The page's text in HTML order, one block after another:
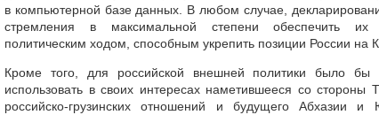
в компьютерной базе данных. В любом случае,
стремления в максимальной степени обеспечить их
политическим ходом, способным укрепить позиции России на
Кроме того, для российской внешней политики было бы
использовать в своих интересах наметившееся со стороны
российско-грузинских отношений и будущего Абхазии